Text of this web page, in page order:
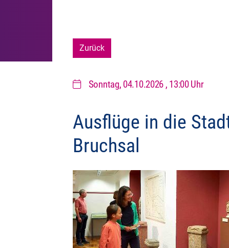
Zurück
Sonntag, 04.10.2026 , 13:00 Uhr
Ausflüge in die
Bruchsal